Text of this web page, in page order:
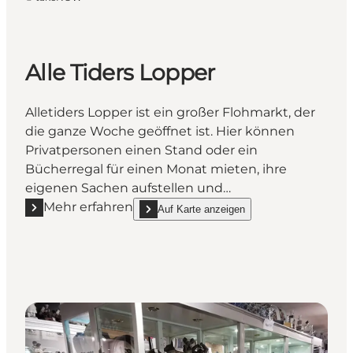
Alle Tiders Lopper
Alletiders Lopper ist ein großer Flohmarkt, der
die ganze Woche geöffnet ist. Hier können
Privatpersonen einen Stand oder ein
Bücherregal für einen Monat mieten, ihre
eigenen Sachen aufstellen und…
Mehr erfahren
Mehr erfahren "Alle Tiders Lopper"
Auf Karte anzeigen
show Alle Tiders Lopper on_map